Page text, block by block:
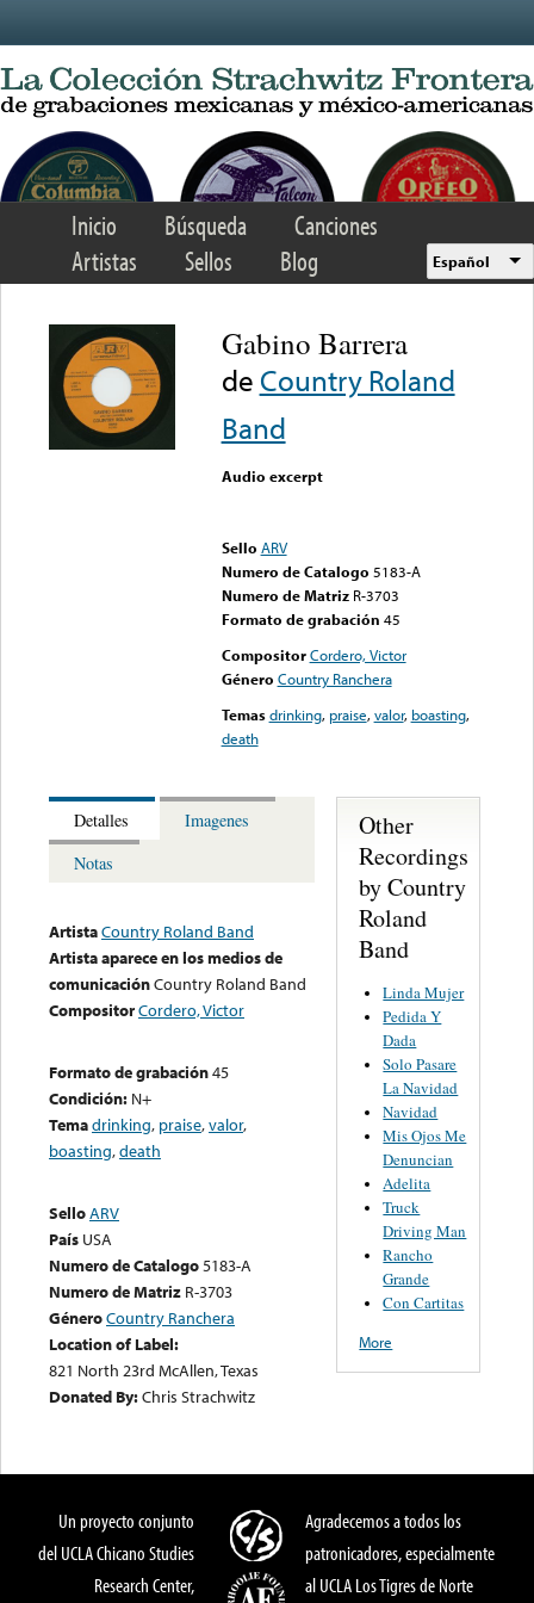
Inicio Búsqueda
Canciones
Artistas
Sellos Blog Español
Gabino Barrera
de Country Roland
Band
Audio excerpt
Sello ARV
Numero de Catalogo 5183-A
Numero de Matriz R-3703
Formato de grabación 45
Compositor Cordero, Victor
Género Country Ranchera
Temas drinking, praise,valor, boasting,
death
Detalles
Imagenes
Notas
ArtistaCountry Roland Band
Artista aparece en los medios de
comunicaciónCountry Roland Band
CompositorCordero, Victor
Formato de grabación45
Condición: N+
Temadrinking, praise,valor,
boasting,death
SelloARV
País USA
Numero de Catalogo5183-A
Numero de Matriz R-3703
GéneroCountry Ranchera
Location of Label:
821 North 23rd McAllen, Texas
Donated By:Chris Strachwitz
Other
Recordings
by Country
Roland
Band
Linda Mujer
Pedida Y
Dada
Solo Pasare
La Navidad
Navidad
Mis Ojos Me
Denuncian
Adelita
Truck
Driving Man
Rancho
Grande
Con Cartitas
More
Un proyecto conjunto
del UCLA Chicano Studies
Research Center,
Agradecemos a todos los
patronicadores, especialmente
al UCLA Los Tigres de Norte